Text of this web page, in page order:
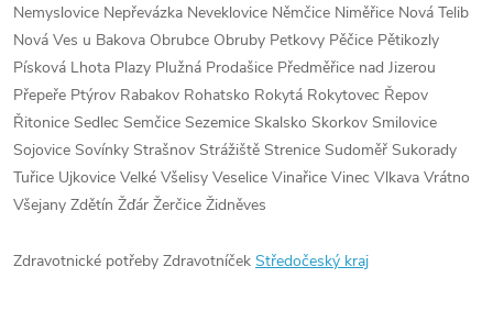
Nemyslovice Nepřevázka Neveklovice Němčice Niměřice Nová Telib
Nová Ves u Bakova Obrubce Obruby Petkovy Pěčice Pětikozly
Písková Lhota Plazy Plužná Prodašice Předměřice nad Jizerou
Přepeře Ptýrov Rabakov Rohatsko Rokytá Rokytovec Řepov
Řitonice Sedlec Semčice Sezemice Skalsko Skorkov Smilovice
Sojovice Sovínky Strašnov Strážiště Strenice Sudoměř Sukorady
Tuřice Ujkovice Velké Všelisy Veselice Vinařice Vinec Vlkava Vrátno
Všejany Zdětín Žďár Žerčice Židněves
Zdravotnické potřeby Zdravotníček Středočeský kraj